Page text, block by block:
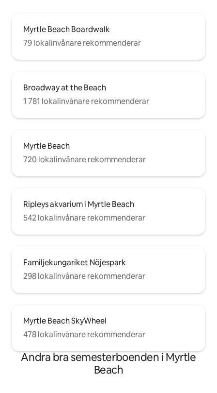
Myrtle Beach Boardwalk
79 lokalinvånare rekommenderar
Broadway at the Beach
1 781 lokalinvånare rekommenderar
Myrtle Beach
720 lokalinvånare rekommenderar
Ripleys akvarium i Myrtle Beach
542 lokalinvånare rekommenderar
Familjekungariket Nöjespark
298 lokalinvånare rekommenderar
Myrtle Beach SkyWheel
478 lokalinvånare rekommenderar
Andra bra semesterboenden i Myrtle
Beach